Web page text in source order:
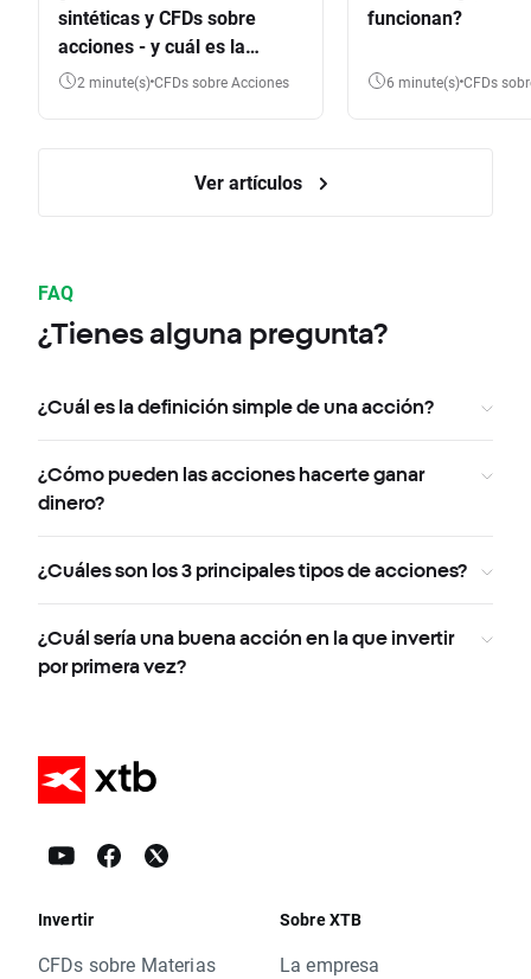
sintéticas y CFDs sobre
acciones - y cuál es la
diferencia?
2 minute(s) CFDs sobre Acciones
funcionan?
6 minute(s) CFDs
Ver artículos
FAQ
¿Tienes alguna pregunta?
¿Cuál es la definición simple de una acción?
¿Cómo pueden las acciones hacerte ganar
dinero?
¿Cuáles son los 3 principales tipos de acciones?
¿Cuál sería una buena acción en la que invertir
por primera vez?
Invertir
CFDs sobre Materias
Sobre XTB
La empresa